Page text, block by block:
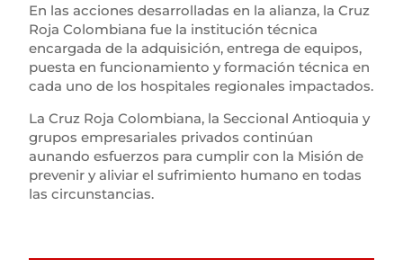
En las acciones desarrolladas en la alianza, la Cruz
Roja Colombiana fue la institución técnica
encargada de la adquisición, entrega de equipos,
puesta en funcionamiento y formación técnica en
cada uno de los hospitales regionales impactados.
La Cruz Roja Colombiana, la Seccional Antioquia y
grupos empresariales privados continúan
aunando esfuerzos para cumplir con la Misión de
prevenir y aliviar el sufrimiento humano en todas
las circunstancias.